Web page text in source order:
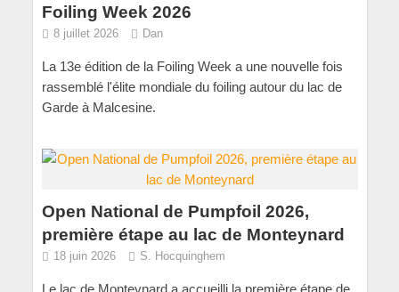
Foiling Week 2026
8 juillet 2026 Dan
La 13e édition de la Foiling Week a une nouvelle fois
rassemblé l'élite mondiale du foiling autour du lac de
Garde à Malcesine.
Open National de Pumpfoil 2026,
première étape au lac de Monteynard
18 juin 2026 S. Hocquinghem